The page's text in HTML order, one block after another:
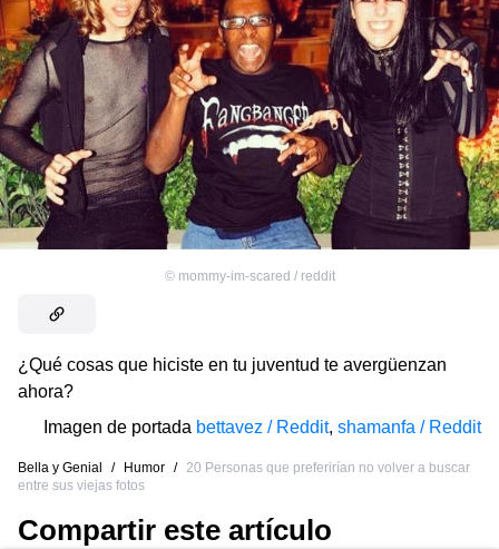
© mommy-im-scared / reddit
¿Qué cosas que hiciste en tu juventud te avergüenzan
ahora?
Imagen de portada bettavez / Reddit, shamanfa / Reddit
Bella y Genial / Humor / 20 Personas que preferirían no volver a buscar
entre sus viejas fotos
Compartir este artículo